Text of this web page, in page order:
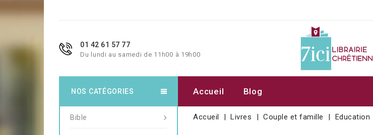
01 42 61 57 77
Du lundi au samedi de 11h00 à 19h00
Accueil Blog
Accueil Livres Couple et famille Education
NOS CATÉGORIES
Bible